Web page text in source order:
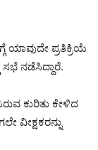
ಯಾವುದೇ ಪ್ರತಿಕ್ರಿಯೆ
ನಡೆಸಿದ್ದಾರೆ.
ಕುರಿತು ಕೇಳಿದ
ವೀಕ್ಷಕರನ್ನು